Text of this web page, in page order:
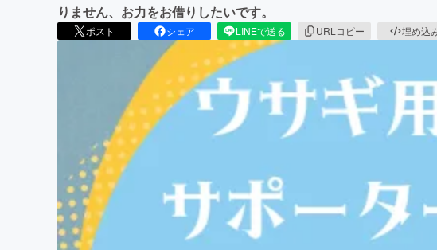
りません、お力をお借りしたいです。
ポスト シェア LINEで送る URLコピー 埋め込